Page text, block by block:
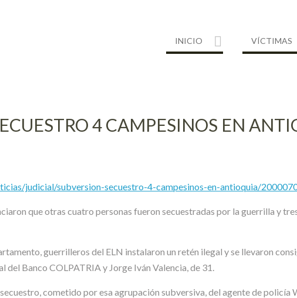
INICIO VÍCTIMAS
4 CAMPESINOS EN
judicial/subversion-secuestro-4-campesinos-en-antioquia/
que otras cuatro personas fueron secuestradas por la guerrilla y
guerrilleros del ELN instalaron un retén ilegal y se llevaron
del Banco COLPATRIA y Jorge Iván Valencia, de 31.
cometido por esa agrupación subversiva, del agente de